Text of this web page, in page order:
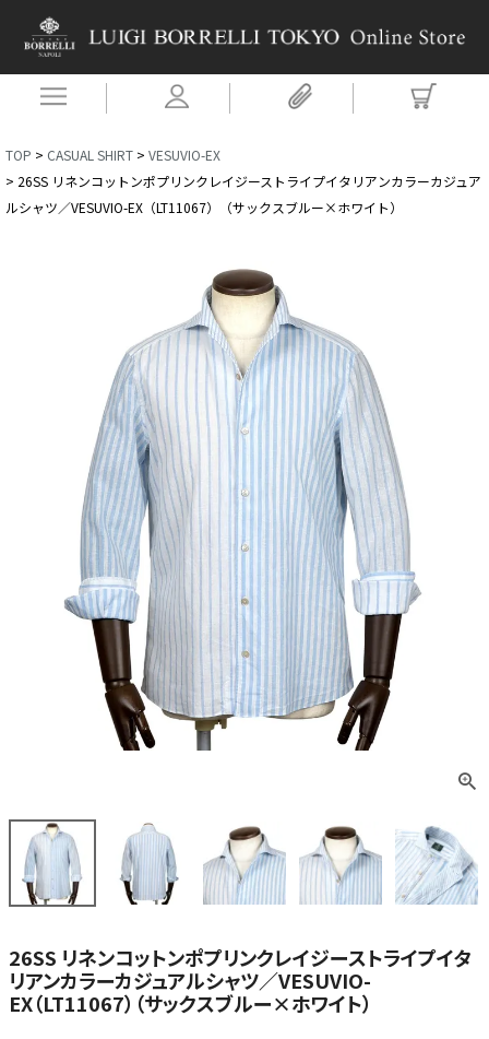
TOP CASUAL SHIRT
VESUVIO-EX
26SS リネンコットンポプリンクレイジーストライプイタリアンカラーカジュア
ルシャツ／VESUVIO-EX（LT11067）（サックスブルー×ホワイト）
26SS リネンコットンポプリンクレイジーストライプイタ
リアンカラーカジュアルシャツ／VESUVIO-
EX（LT11067）（サックスブルー×ホワイト）